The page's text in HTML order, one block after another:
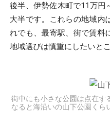
後半、伊勢佐木町で11万円
大半です。これらの地域内
れでも、最寄駅、街で賃料
地域選びは慎重にしたいとこ
街中にも小さな公園は点在す
なると海沿いの山下公園くら